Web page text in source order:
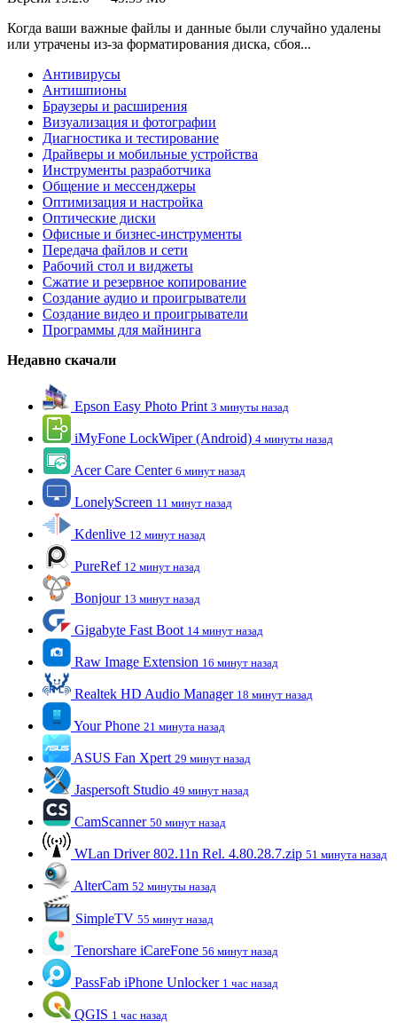
Когда ваши важные файлы и данные были случайно удалены
или утрачены из-за форматирования диска, сбоя...
Антивирусы
Антишпионы
Браузеры и расширения
Визуализация и фотографии
Диагностика и тестирование
Драйверы и мобильные устройства
Инструменты разработчика
Общение и мессенджеры
Оптимизация и настройка
Оптические диски
Офисные и бизнес-инструменты
Передача файлов и сети
Рабочий стол и виджеты
Сжатие и резервное копирование
Создание аудио и проигрыватели
Создание видео и проигрыватели
Программы для майнинга
Недавно скачали
Epson Easy Photo Print 3 минуты назад
iMyFone LockWiper (Android) 4 минуты назад
Acer Care Center 6 минут назад
LonelyScreen 11 минут назад
Kdenlive 12 минут назад
PureRef 12 минут назад
Bonjour 13 минут назад
Gigabyte Fast Boot 14 минут назад
Raw Image Extension 16 минут назад
Realtek HD Audio Manager 18 минут назад
Your Phone 21 минута назад
ASUS Fan Xpert 29 минут назад
Jaspersoft Studio 49 минут назад
CamScanner 50 минут назад
WLan Driver 802.11n Rel. 4.80.28.7.zip 51 минута назад
AlterCam 52 минуты назад
SimpleTV 55 минут назад
Tenorshare iCareFone 56 минут назад
PassFab iPhone Unlocker 1 час назад
QGIS 1 час назад